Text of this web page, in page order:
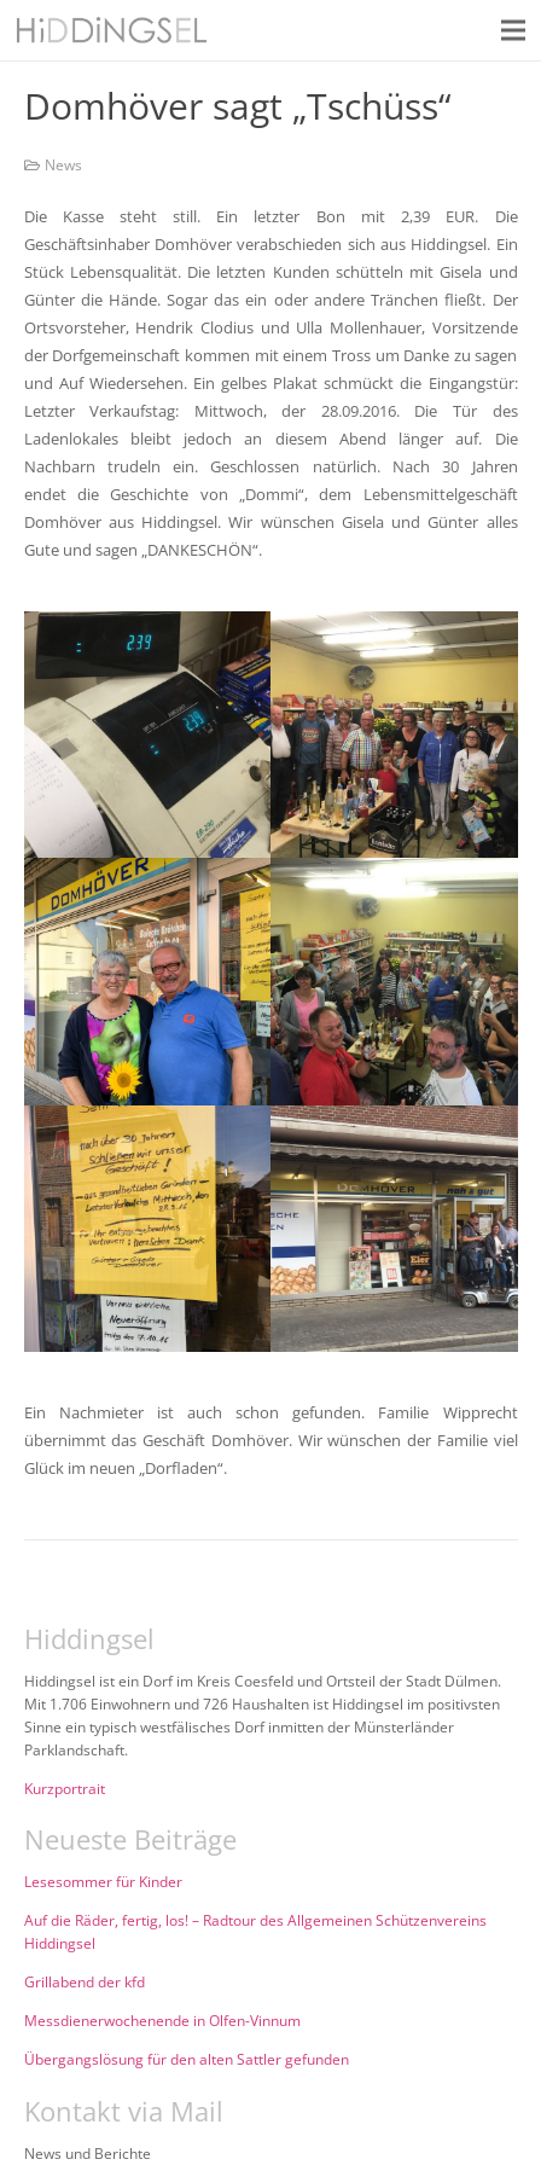
Domhöver sagt „Tschüss“
News
Die Kasse steht still. Ein letzter Bon mit 2,39 EUR. Die
Geschäftsinhaber Domhöver verabschieden sich aus Hiddingsel. Ein
Stück Lebensqualität. Die letzten Kunden schütteln mit Gisela und
Günter die Hände. Sogar das ein oder andere Tränchen fließt. Der
Ortsvorsteher, Hendrik Clodius und Ulla Mollenhauer, Vorsitzende
der Dorfgemeinschaft kommen mit einem Tross um Danke zu sagen
und Auf Wiedersehen. Ein gelbes Plakat schmückt die Eingangstür:
Letzter Verkaufstag: Mittwoch, der 28.09.2016. Die Tür des
Ladenlokales bleibt jedoch an diesem Abend länger auf. Die
Nachbarn trudeln ein. Geschlossen natürlich. Nach 30 Jahren
endet die Geschichte von „Dommi“, dem Lebensmittelgeschäft
Domhöver aus Hiddingsel. Wir wünschen Gisela und Günter alles
Gute und sagen „DANKESCHÖN“.
Ein Nachmieter ist auch schon gefunden. Familie Wipprecht
übernimmt das Geschäft Domhöver. Wir wünschen der Familie viel
Glück im neuen „Dorfladen“.
Hiddingsel
Hiddingsel ist ein Dorf im Kreis Coesfeld und Ortsteil der Stadt Dülmen.
Mit 1.706 Einwohnern und 726 Haushalten ist Hiddingsel im positivsten
Sinne ein typisch westfälisches Dorf inmitten der Münsterländer
Parklandschaft.
Kurzportrait
Neueste Beiträge
Lesesommer für Kinder
Auf die Räder, fertig, los! – Radtour des Allgemeinen Schützenvereins
Hiddingsel
Grillabend der kfd
Messdienerwochenende in Olfen-Vinnum
Übergangslösung für den alten Sattler gefunden
Kontakt via Mail
News und Berichte